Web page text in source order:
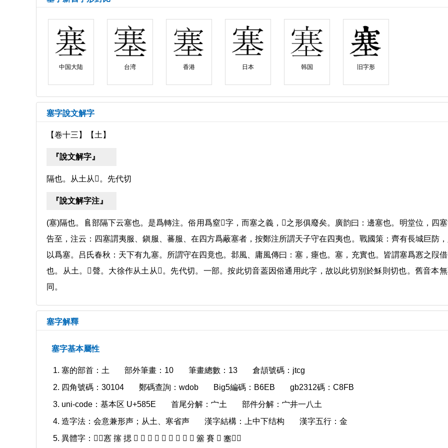
中国大陆 台湾 香港 日本 韩国 旧字形
塞字說文解字
【卷十三】【土】
『說文解字』
隔也。从土从𡨄。先代切
『說文解字注』
(塞)隔也。𨸏部隔下云塞也。是爲轉注。俗用爲窒𡫳字，而塞之義，𡫳之形俱廢矣。廣韵曰：邊塞也。明堂位，四
告至，注云：四塞謂夷服、鎭服、蕃服、在四方爲蔽塞者，按鄭注所謂天子守在四夷也。戰國策：齊有長城巨防
以爲塞。吕氏春秋：天下有九塞。所謂守在四竟也。邶風、庸風傳曰：塞，瘞也。塞，充實也。皆謂塞爲㥶之叚
也。从土。𡫳聲。大徐作从土从𡫳。先代切。一部。按此切音葢因俗通用此字，故以此切別於穌則切也。舊音本
同。
塞字解釋
塞字基本屬性
塞的部首：土 部外筆畫：10 筆畫總數：13
倉頡號碼：jtcg
四角號碼：30104
鄭碼查詢：wdob Big5編碼：B6EB
gb2312碼：C8FB
uni-code：基本区 U+585E
首尾分解：宀土
部件分解：宀井一八土
造字法：会意兼形声；从土、寒省声
漢字結構：上中下结构
漢字五行：金
異體字：𡔂𡫼㥶 㩙 揌 𡔂 𡨄 𡩿 𡫟 𡫩 𡫳 𡫼 𡺶 𥤧 簺 賽 𦦍 塞𡔂𡫼